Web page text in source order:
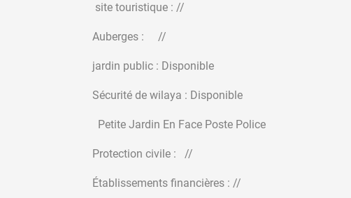
site touristique : //
Auberges : //
jardin public : Disponible
Sécurité de wilaya : Disponible
Petite Jardin En Face Poste Police
Protection civile : //
Établissements financières : //